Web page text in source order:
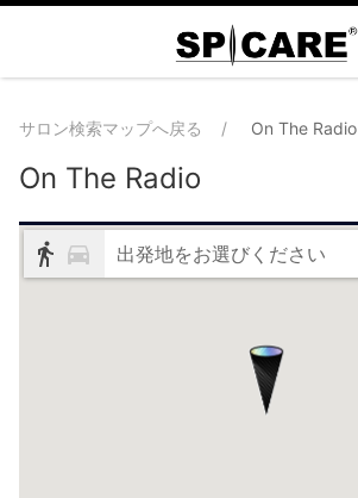
サロン検索マップへ戻る On The Radio
On The Radio
出発地をお選びください